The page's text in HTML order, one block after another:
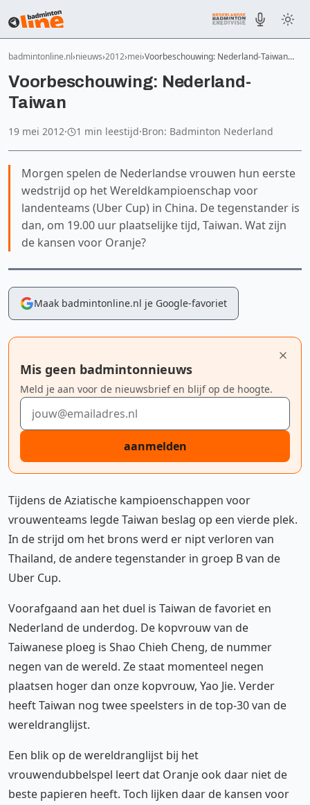
badmintonline.nl nieuws 2012 mei Voorbeschouwing: Nederland-Taiwan…
Voorbeschouwing: Nederland-
Taiwan
19 mei 2012· 1 min leestijd·Bron: Badminton Nederland
Morgen spelen de Nederlandse vrouwen hun eerste
wedstrijd op het Wereldkampioenschap voor
landenteams (Uber Cup) in China. De tegenstander is
dan, om 19.00 uur plaatselijke tijd, Taiwan. Wat zijn
de kansen voor Oranje?
Maak badmintonline.nl je Google-favoriet
Mis geen badmintonnieuws
Meld je aan voor de nieuwsbrief en blijf op de hoogte.
E-mailadres
aanmelden
Tijdens de Aziatische kampioenschappen voor
vrouwenteams legde Taiwan beslag op een vierde plek.
In de strijd om het brons werd er nipt verloren van
Thailand, de andere tegenstander in groep B van de
Uber Cup.
Voorafgaand aan het duel is Taiwan de favoriet en
Nederland de underdog. De kopvrouw van de
Taiwanese ploeg is Shao Chieh Cheng, de nummer
negen van de wereld. Ze staat momenteel negen
plaatsen hoger dan onze kopvrouw, Yao Jie. Verder
heeft Taiwan nog twee speelsters in de top-30 van de
wereldranglijst.
Een blik op de wereldranglijst bij het
vrouwendubbelspel leert dat Oranje ook daar niet de
beste papieren heeft. Toch lijken daar de kansen voor